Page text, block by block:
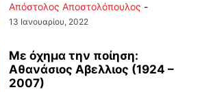
Απόστολος Αποστολόπουλος -
13 Ιανουαρίου, 2022
Με όχημα την ποίηση:
Αθανάσιος Αβελλιος (1924 –
2007)